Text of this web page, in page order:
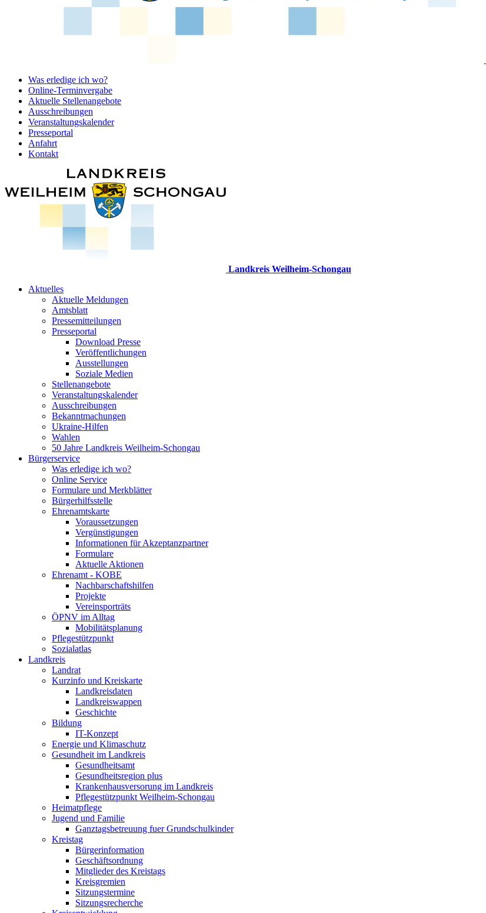
Was erledige ich wo?
Online-Terminvergabe
Aktuelle Stellenangebote
Ausschreibungen
Veranstaltungskalender
Presseportal
Anfahrt
Kontakt
Landkreis Weilheim-Schongau
Aktuelles
Aktuelle Meldungen
Amtsblatt
Pressemitteilungen
Presseportal
Download Presse
Veröffentlichungen
Ausstellungen
Soziale Medien
Stellenangebote
Veranstaltungskalender
Ausschreibungen
Bekanntmachungen
Ukraine-Hilfen
Wahlen
50 Jahre Landkreis Weilheim-Schongau
Bürgerservice
Was erledige ich wo?
Online Service
Formulare und Merkblätter
Bürgerhilfsstelle
Ehrenamtskarte
Voraussetzungen
Vergünstigungen
Informationen für Akzeptanzpartner
Formulare
Aktuelle Aktionen
Ehrenamt - KOBE
Nachbarschaftshilfen
Projekte
Vereinsporträts
ÖPNV im Alltag
Mobilitätsplanung
Pflegestützpunkt
Sozialatlas
Landkreis
Landrat
Kurzinfo und Kreiskarte
Landkreisdaten
Landkreiswappen
Geschichte
Bildung
IT-Konzept
Energie und Klimaschutz
Gesundheit im Landkreis
Gesundheitsamt
Gesundheitsregion plus
Krankenhausversorung im Landkreis
Pflegestützpunkt Weilheim-Schongau
Heimatpflege
Jugend und Familie
Ganztagsbetreuung fuer Grundschulkinder
Kreistag
Bürgerinformation
Geschäftsordnung
Mitglieder des Kreistags
Kreisgremien
Sitzungstermine
Sitzungsrecherche